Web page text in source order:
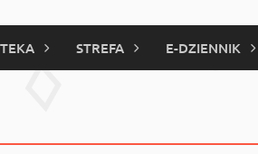
STREFA E-DZIENNIK